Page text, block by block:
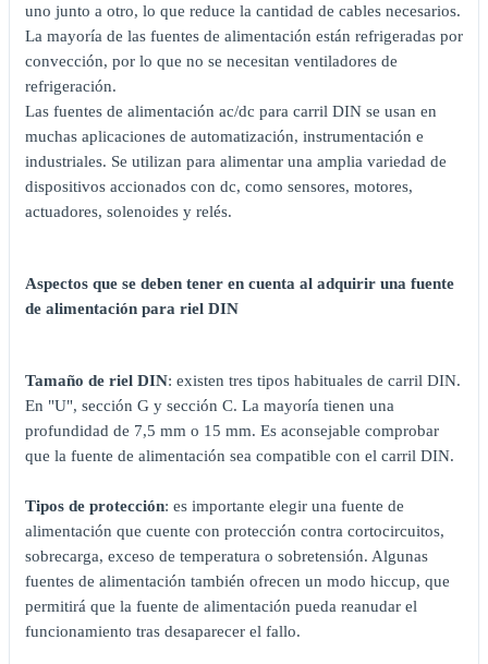
uno junto a otro, lo que reduce la cantidad de cables necesarios.
La mayoría de las fuentes de alimentación están refrigeradas por
convección, por lo que no se necesitan ventiladores de
refrigeración.
Las fuentes de alimentación ac/dc para carril DIN se usan en
muchas aplicaciones de automatización, instrumentación e
industriales. Se utilizan para alimentar una amplia variedad de
dispositivos accionados con dc, como sensores, motores,
actuadores, solenoides y relés.
Aspectos que se deben tener en cuenta al adquirir una fuente
de alimentación para riel DIN
Tamaño de riel DIN: existen tres tipos habituales de carril DIN.
En "U", sección G y sección C. La mayoría tienen una
profundidad de 7,5 mm o 15 mm. Es aconsejable comprobar
que la fuente de alimentación sea compatible con el carril DIN.
Tipos de protección: es importante elegir una fuente de
alimentación que cuente con protección contra cortocircuitos,
sobrecarga, exceso de temperatura o sobretensión. Algunas
fuentes de alimentación también ofrecen un modo hiccup, que
permitirá que la fuente de alimentación pueda reanudar el
funcionamiento tras desaparecer el fallo.